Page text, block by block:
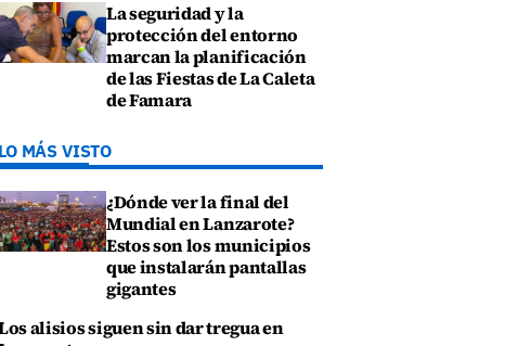
La seguridad y la
protección del entorno
marcan la planificación
de las Fiestas de La Caleta
de Famara
LO MÁS VISTO
¿Dónde ver la final del
Mundial en Lanzarote?
Estos son los municipios
que instalarán pantallas
gigantes
alisios siguen sin dar tregua en